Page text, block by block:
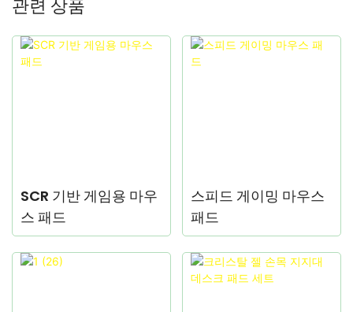
관련 상품
SCR 기반 게임용 마우
스 패드
스피드 게이밍 마우스
패드